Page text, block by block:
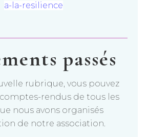
a-la-resilience
passés
rubrique, vous pouvez
rendus de tous les
nous avons organisés
de notre association.